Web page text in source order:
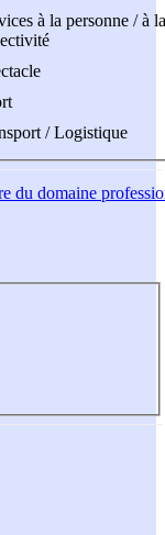
à la personne / à la
/ Logistique
du domaine